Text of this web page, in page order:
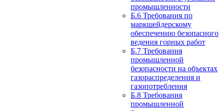
промышленности
Б.6 Требования по
маркшейдерскому
обеспечению безопасного
ведения горных работ
Б.7 Требования
промышленной
безопасности на объектах
газораспределения и
газопотребления
Б.8 Требования
промышленной